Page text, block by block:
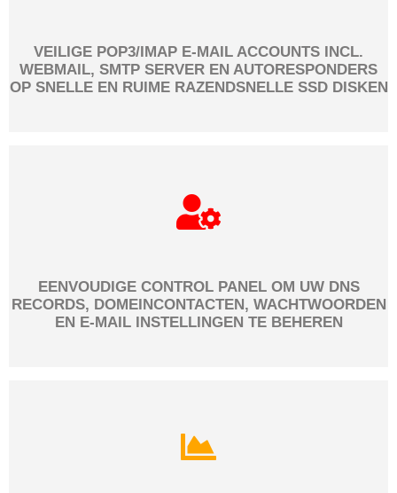
VEILIGE POP3/IMAP E-MAIL ACCOUNTS INCL.
WEBMAIL, SMTP SERVER EN AUTORESPONDERS
OP SNELLE EN RUIME RAZENDSNELLE SSD DISKEN
EENVOUDIGE CONTROL PANEL OM UW DNS
RECORDS, DOMEINCONTACTEN, WACHTWOORDEN
EN E-MAIL INSTELLINGEN TE BEHEREN